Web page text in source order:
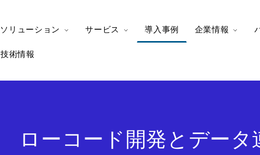
ソリューション サービス 導入事例 企業情報
技術情報
ローコード開発とデータ